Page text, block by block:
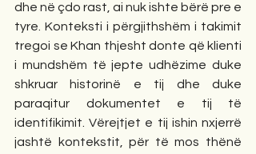
dhe në çdo rast, ai nuk ishte bërë pre e
tyre. Konteksti i përgjithshëm i takimit
tregoi se Khan thjesht donte që klienti
i mundshëm të jepte udhëzime duke
shkruar historinë e tij dhe duke
paraqitur dokumentet e tij të
identifikimit. Vërejtjet e tij ishin nxjerrë
jashtë kontekstit, për të mos thënë